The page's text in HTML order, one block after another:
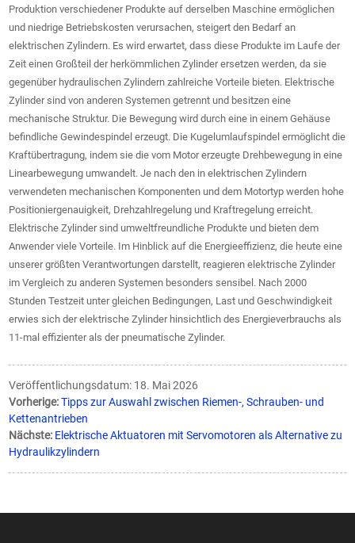
Produktion verschiedener Produkte auf derselben Maschine ermöglichen
und niedrige Betriebskosten verursachen, steigert den Bedarf an
elektrischen Zylindern. Es wird erwartet, dass diese Produkte im Laufe der
Zeit einen Großteil der herkömmlichen Zylinder ersetzen werden, da sie
gegenüber hydraulischen Zylindern zahlreiche Vorteile bieten. Elektrische
Zylinder sind von anderen Systemen getrennt und besitzen eine
mechanische Struktur. Die Bewegung wird durch eine in einem Gehäuse
befindliche Gewindespindel erzeugt. Die Kugelumlaufspindel ermöglicht die
Kraftübertragung, indem sie die vom Motor erzeugte Drehbewegung in eine
Linearbewegung umwandelt. Je nach den in elektrischen Zylindern
verwendeten mechanischen Komponenten und dem Motortyp werden hohe
Positioniergenauigkeit, Drehzahlregelung und Kraftregelung erreicht.
Elektrische Zylinder sind umweltfreundliche Produkte und bieten dem
Anwender viele Vorteile. Im Hinblick auf die Energieeffizienz, die heute eine
unserer größten Verantwortungen darstellt, reagieren elektrische Zylinder
im Vergleich zu anderen Systemen besonders sensibel. Nach 2000
Stunden Testzeit unter gleichen Bedingungen, Last und Geschwindigkeit
erwies sich der elektrische Zylinder hinsichtlich des Energieverbrauchs als
11-mal effizienter als der pneumatische Zylinder.
Veröffentlichungsdatum: 18. Mai 2026
Vorherige: Tipps zur Auswahl zwischen Riemen-, Schrauben- und
Kettenantrieben
Nächste: Elektrische Aktuatoren mit Servomotoren als Alternative zu
Hydraulikzylindern